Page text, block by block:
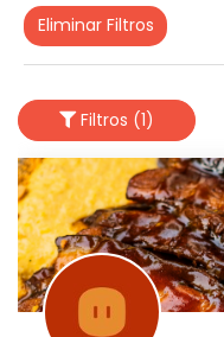
Eliminar Filtros
Filtros (1)